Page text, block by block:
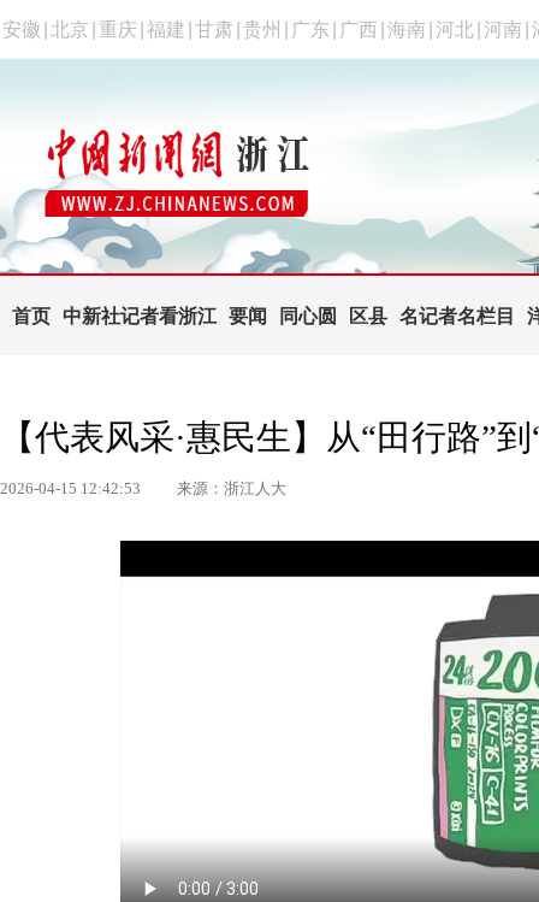
安徽 北京 重庆 福建 甘肃 贵州 广东 广西 海南 河北 河南
首页 中新社记者看浙江 要闻 同心圆 区县 名记者名栏目
【代表风采·惠民生】从“田行路”
2026-04-15 12:42:53 来源：浙江人大